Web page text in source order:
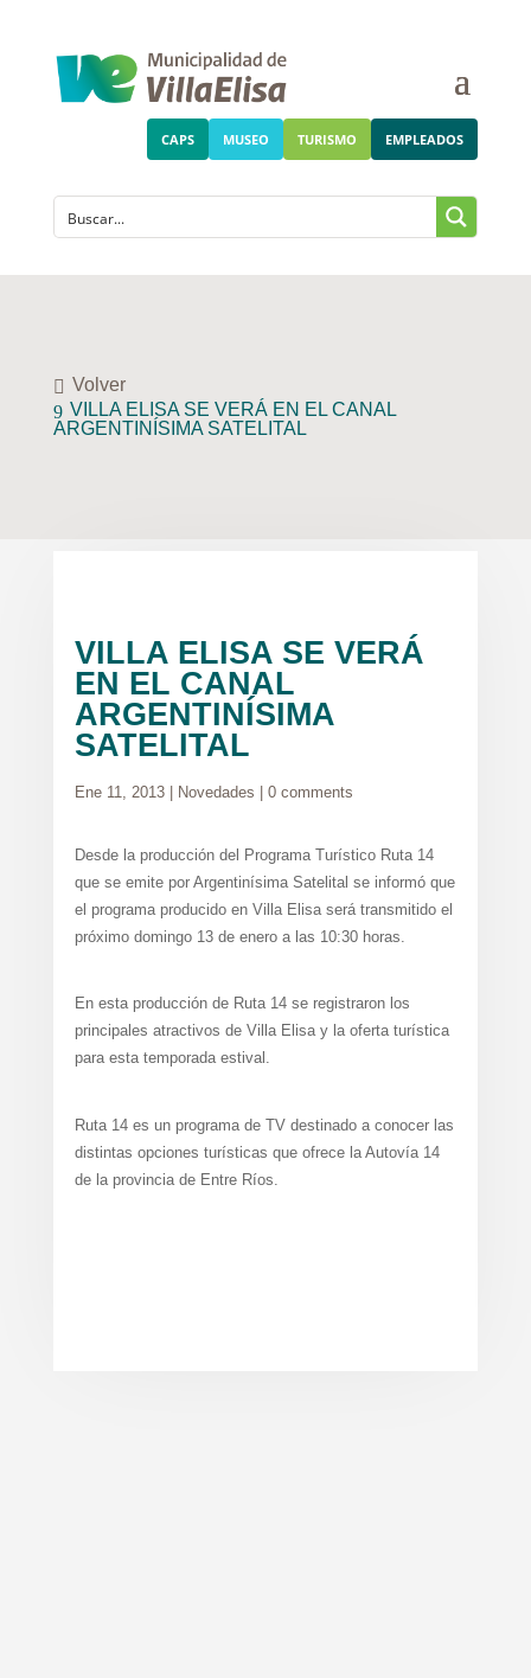
CAPS MUSEO TURISMO EMPLEADOS
Volver
VILLA ELISA SE VERÁ EN EL CANAL
ARGENTINÍSIMA SATELITAL
VILLA ELISA SE VERÁ
EN EL CANAL
ARGENTINÍSIMA
SATELITAL
Ene 11, 2013| Novedades 0 comments
Desde la producción del Programa Turístico Ruta 14
que se emite por Argentinísima Satelital se informó que
el programa producido en Villa Elisa será transmitido el
próximo domingo 13 de enero a las 10:30 horas.
En esta producción de Ruta 14 se registraron los
principales atractivos de Villa Elisa y la oferta turística
para esta temporada estival.
Ruta 14 es un programa de TV destinado a conocer las
distintas opciones turísticas que ofrece la Autovía 14
de la provincia de Entre Ríos.